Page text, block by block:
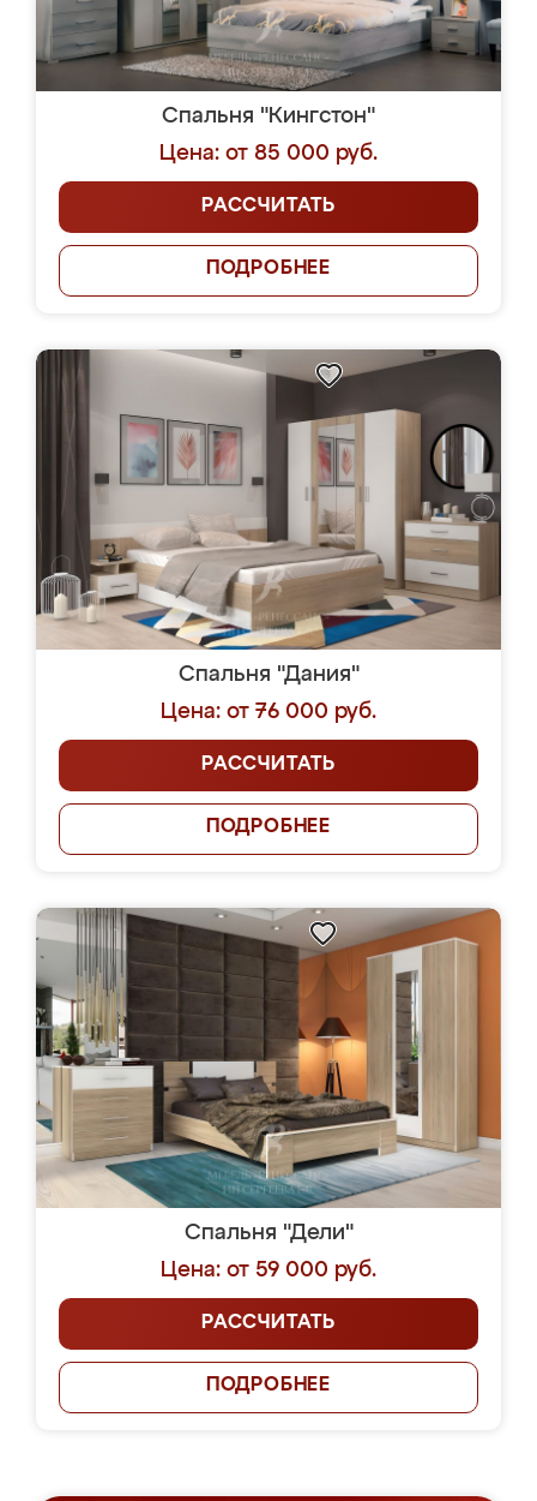
Спальня "Кингстон"
Цена: от 85 000 руб.
РАССЧИТАТЬ
ПОДРОБНЕЕ
Спальня "Дания"
Цена: от 76 000 руб.
РАССЧИТАТЬ
ПОДРОБНЕЕ
Спальня "Дели"
Цена: от 59 000 руб.
РАССЧИТАТЬ
ПОДРОБНЕЕ